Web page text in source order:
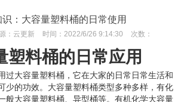
：大容量塑料桶的日常使用
： 云更新 时间： 2022/6/26 9:14:30 次数：
塑料桶的日常应用
过大容量塑料桶，它在大家的日常日常生活和
少的功效。大容量塑料桶类型多种多样，有化
般大容量塑料桶、异型桶等。有机化学大容量